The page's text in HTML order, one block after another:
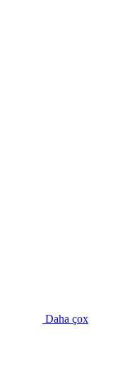
Daha çox